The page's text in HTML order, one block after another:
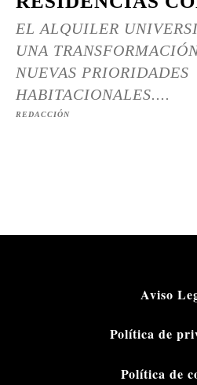
EL ALQUILER
UNA
NUEVAS PRIORIDADES
HABITACIONALES....
REDACCIÓN
Aviso
Política de
Política de